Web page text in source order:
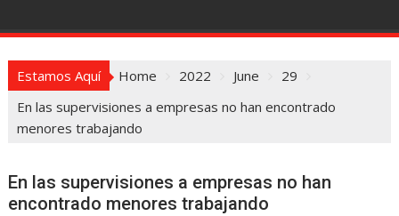
Estamos Aquí Home 2022 June
29
En las supervisiones a empresas no han encontrado
menores trabajando
En las supervisiones a empresas no han
encontrado menores trabajando